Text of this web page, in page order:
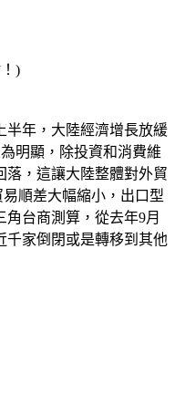
)
半年，大陸經濟增長放緩
明顯，除投資和消費維
落，這讓大陸整體對外貿
順差大幅縮小，出口型
台商測算，從去年9月
千家倒閉或是轉移到其他